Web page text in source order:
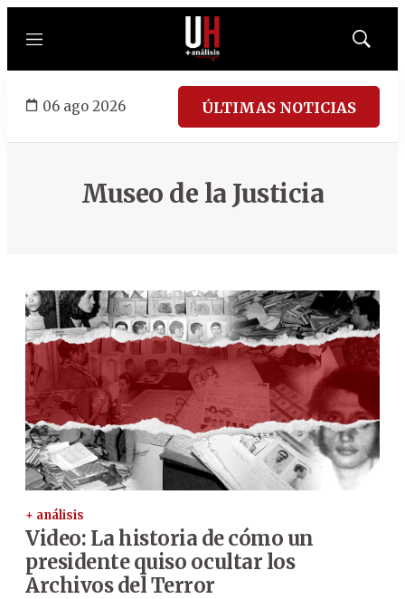
Menú
Mostrar
06 ago 2026 ÚLTIMAS NOTICIAS
Museo de la Justicia
+ análisis
Video: La historia de cómo un
presidente quiso ocultar los
Archivos del Terror